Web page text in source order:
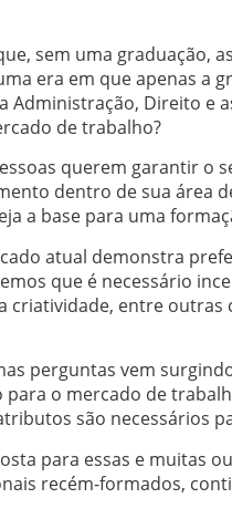
sem uma graduação,
era em que apenas a
Administração, Direito e
de trabalho?
querem garantir o
dentro de sua área
a base para uma
atual demonstra
que é necessário
criatividade, entre
perguntas vem
para o mercado de
são necessários
para essas e muitas
recém-formados,